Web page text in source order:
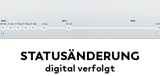
STATUSÄNDERUNG
digital verfolgt